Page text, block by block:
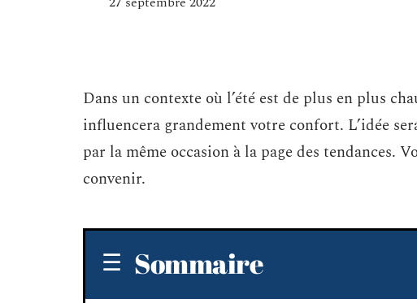
Dans un contexte où l’été est de plus en plus
influencera grandement votre confort. L’idée
par la même occasion à la page des tendances.
convenir.
Sommaire